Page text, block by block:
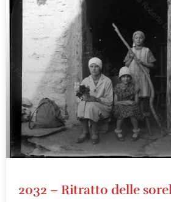
2032 – Ritratto delle